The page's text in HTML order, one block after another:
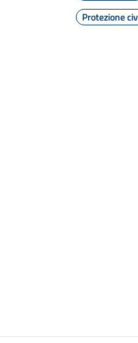
Protezione